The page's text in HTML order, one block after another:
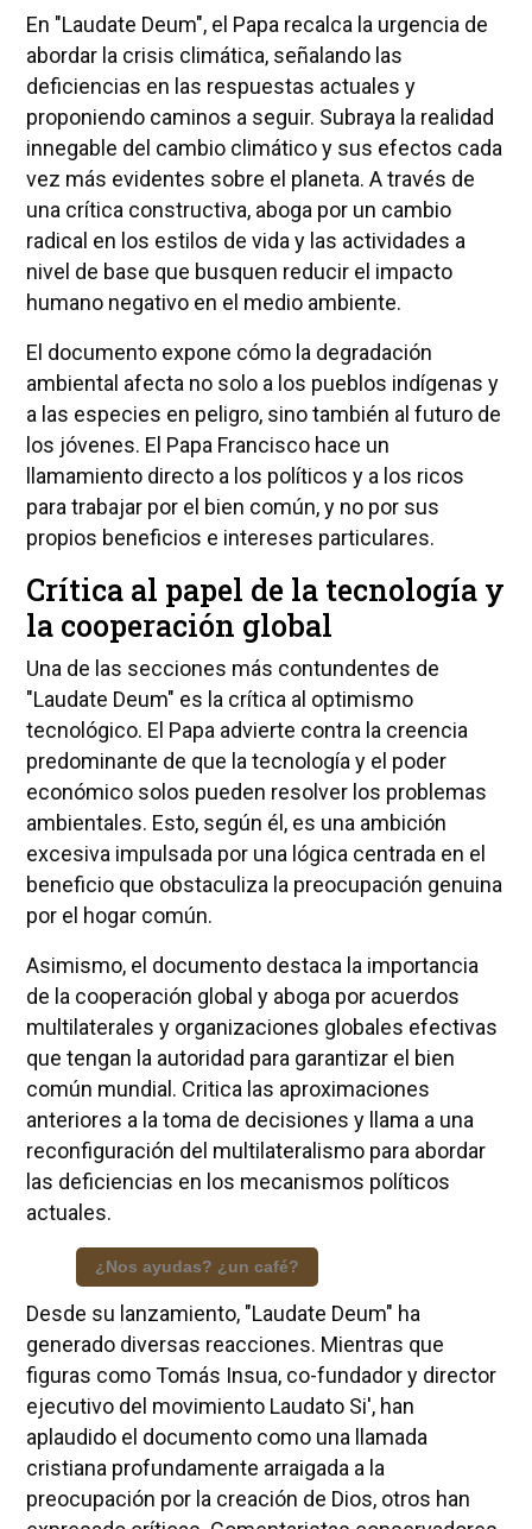
En "Laudate Deum", el Papa recalca la urgencia de
abordar la crisis climática, señalando las
deficiencias en las respuestas actuales y
proponiendo caminos a seguir. Subraya la realidad
innegable del cambio climático y sus efectos cada
vez más evidentes sobre el planeta. A través de
una crítica constructiva, aboga por un cambio
radical en los estilos de vida y las actividades a
nivel de base que busquen reducir el impacto
humano negativo en el medio ambiente.
El documento expone cómo la degradación
ambiental afecta no solo a los pueblos indígenas y
a las especies en peligro, sino también al futuro de
los jóvenes. El Papa Francisco hace un
llamamiento directo a los políticos y a los ricos
para trabajar por el bien común, y no por sus
propios beneficios e intereses particulares.
Crítica al papel de la tecnología y
la cooperación global
Una de las secciones más contundentes de
"Laudate Deum" es la crítica al optimismo
tecnológico. El Papa advierte contra la creencia
predominante de que la tecnología y el poder
económico solos pueden resolver los problemas
ambientales. Esto, según él, es una ambición
excesiva impulsada por una lógica centrada en el
beneficio que obstaculiza la preocupación genuina
por el hogar común.
Asimismo, el documento destaca la importancia
de la cooperación global y aboga por acuerdos
multilaterales y organizaciones globales efectivas
que tengan la autoridad para garantizar el bien
común mundial. Critica las aproximaciones
anteriores a la toma de decisiones y llama a una
reconfiguración del multilateralismo para abordar
las deficiencias en los mecanismos políticos
actuales.
¿Nos ayudas? ¿un café?
Desde su lanzamiento, "Laudate Deum" ha
generado diversas reacciones. Mientras que
figuras como Tomás Insua, co-fundador y director
ejecutivo del movimiento Laudato Si', han
aplaudido el documento como una llamada
cristiana profundamente arraigada a la
preocupación por la creación de Dios, otros han